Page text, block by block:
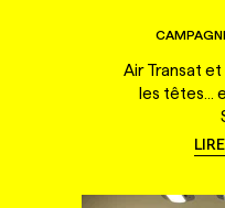
Air Transat
les têtes...